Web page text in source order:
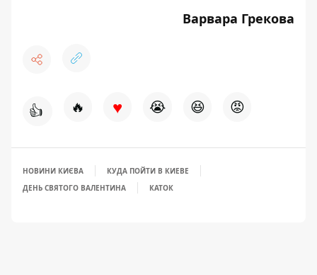
Варвара Грекова
👍 🔥 ♥ 😭 😆 😡
НОВИНИ КИЄВА
КУДА ПОЙТИ В КИЕВЕ
ДЕНЬ СВЯТОГО ВАЛЕНТИНА
КАТОК